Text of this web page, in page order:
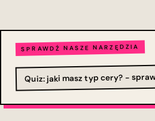
SPRAWDŹ NASZE NARZĘDZIA
Quiz: jaki masz typ cery? -